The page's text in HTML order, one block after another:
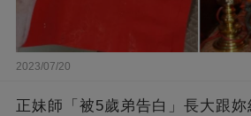
2023/07/20
正妹師「被5歲弟告白」長大跟妳